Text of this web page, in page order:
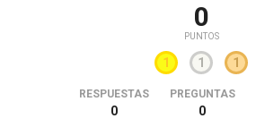
0
PUNTOS
1 1 1
RESPUESTAS
0
PREGUNTAS
0